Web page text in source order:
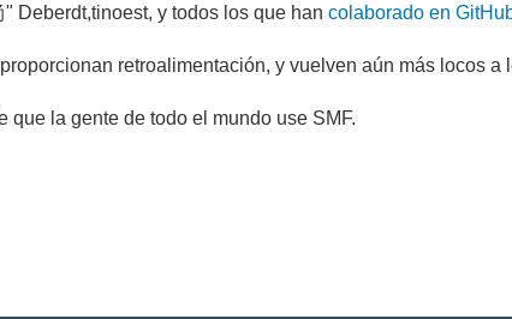
Deberdt,tinoest, y todos los que hancolaborado en
retroalimentación, y vuelven aún más locos a
la gente de todo el mundo use SMF.